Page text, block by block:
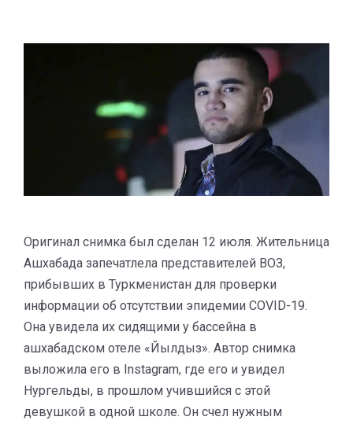
Оригинал снимка был сделан 12 июля. Жительница
Ашхабада запечатлела представителей ВОЗ,
прибывших в Туркменистан для проверки
информации об отсутствии эпидемии COVID-19.
Она увидела их сидящими у бассейна в
ашхабадском отеле «Йылдыз». Автор снимка
выложила его в Instagram, где его и увидел
Нургельды, в прошлом учившийся с этой
девушкой в одной школе. Он счел нужным